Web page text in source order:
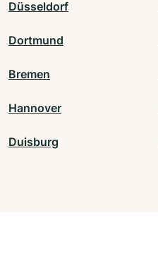
Düsseldorf
Dortmund
Bremen
Hannover
Duisburg